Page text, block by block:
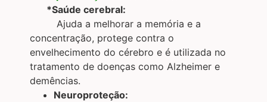
*Saúde cerebral:
Ajuda a melhorar a memória e a
concentração, protege contra o
envelhecimento do cérebro e é utilizada no
tratamento de doenças como Alzheimer e
demências.
Neuroproteção: